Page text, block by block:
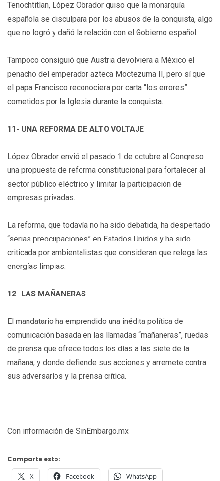
Tenochtitlan, López Obrador quiso que la monarquía
española se disculpara por los abusos de la conquista, algo
que no logró y dañó la relación con el Gobierno español.
Tampoco consiguió que Austria devolviera a México el
penacho del emperador azteca Moctezuma II, pero sí que
el papa Francisco reconociera por carta “los errores”
cometidos por la Iglesia durante la conquista.
11- UNA REFORMA DE ALTO VOLTAJE
López Obrador envió el pasado 1 de octubre al Congreso
una propuesta de reforma constitucional para fortalecer al
sector público eléctrico y limitar la participación de
empresas privadas.
La reforma, que todavía no ha sido debatida, ha despertado
“serias preocupaciones” en Estados Unidos y ha sido
criticada por ambientalistas que consideran que relega las
energías limpias.
12- LAS MAÑANERAS
El mandatario ha emprendido una inédita política de
comunicación basada en las llamadas “mañaneras”, ruedas
de prensa que ofrece todos los días a las siete de la
mañana, y donde defiende sus acciones y arremete contra
sus adversarios y la prensa crítica.
Con información de SinEmbargo.mx
Comparte esto:
X Facebook WhatsApp